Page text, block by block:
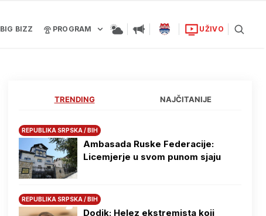
BIG BIZZ PROGRAM UŽIVO
TRENDING NAJČITANIJE
REPUBLIKA SRPSKA / BIH
Ambasada Ruske Federacije:
Licemjerje u svom punom sjaju
REPUBLIKA SRPSKA / BIH
Dodik: Helez ekstremista koji